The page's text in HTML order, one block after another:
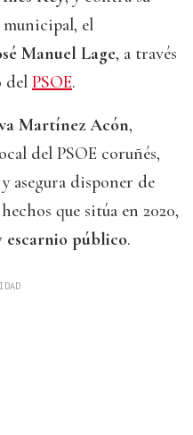
el
Manuel Lage, a través
del PSOE.
Martínez Acón,
del PSOE coruñés,
asegura disponer de
que sitúa en 2020,
escarnio público.